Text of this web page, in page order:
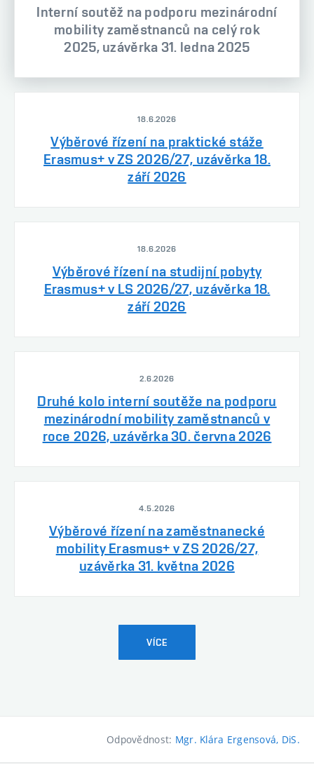
Interní soutěž na podporu mezinárodní
mobility zaměstnanců na celý rok
2025, uzávěrka 31. ledna 2025
18.6.2026
Výběrové řízení na praktické stáže
Erasmus+ v ZS 2026/27, uzávěrka 18.
září 2026
18.6.2026
Výběrové řízení na studijní pobyty
Erasmus+ v LS 2026/27, uzávěrka 18.
září 2026
2.6.2026
Druhé kolo interní soutěže na podporu
mezinárodní mobility zaměstnanců v
roce 2026, uzávěrka 30. června 2026
4.5.2026
Výběrové řízení na zaměstnanecké
mobility Erasmus+ v ZS 2026/27,
uzávěrka 31. května 2026
VÍCE
Odpovědnost: Mgr. Klára Ergensová, DiS.